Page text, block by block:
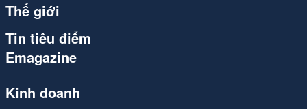
Thế giới
Tin tiêu điểm
Emagazine
Kinh doanh